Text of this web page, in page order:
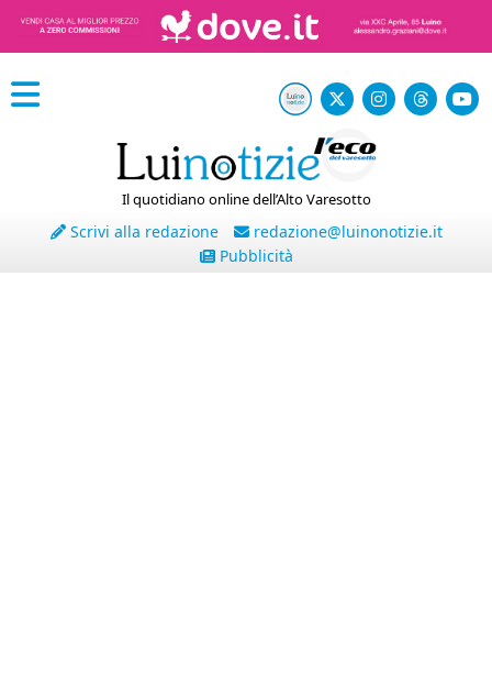
Il quotidiano online dell’Alto Varesotto
Scrivi alla redazione
redazione@luinonotizie.it
Pubblicità